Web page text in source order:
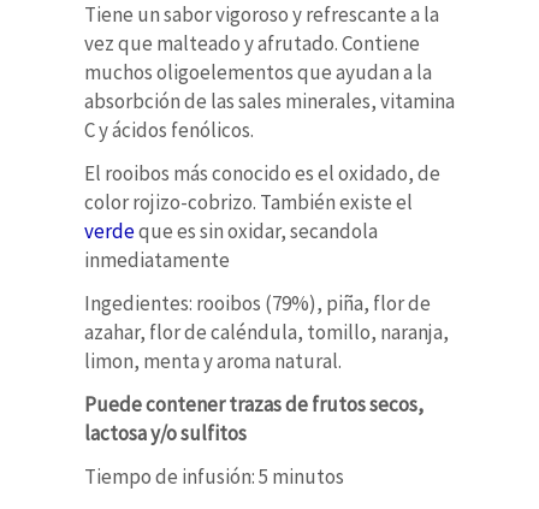
Tiene un sabor vigoroso y refrescante a la
vez que malteado y afrutado. Contiene
muchos oligoelementos que ayudan a la
absorbción de las sales minerales, vitamina
C y ácidos fenólicos.
El rooibos más conocido es el oxidado, de
color rojizo-cobrizo. También existe el
verdeque es sin oxidar, secandola
inmediatamente
Ingedientes: rooibos (79%), piña, flor de
azahar, flor de caléndula, tomillo, naranja,
limon, menta y aroma natural.
Puede contener trazas de frutos secos,
lactosa y/o sulfitos
Tiempo de infusión: 5 minutos